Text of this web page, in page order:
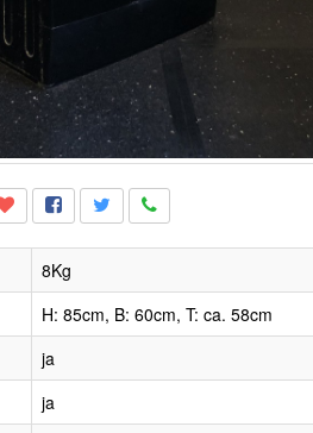
8Kg
H: 85cm, B: 60cm, T: ca. 58cm
ja
ja